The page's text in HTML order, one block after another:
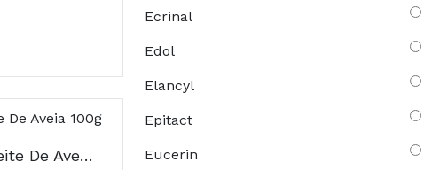
A-Derma Pain Leite De Aveia 100g
Ecrinal
Edol
Elancyl
Epitact
Eucerin